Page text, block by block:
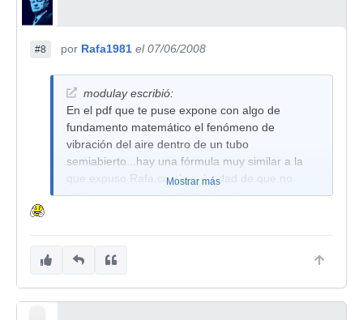
#8 por Rafa1981 el 07/06/2008
modulay escribió:
En el pdf que te puse expone con algo de
fundamento matemático el fenómeno de
vibración del aire dentro de un tubo
semiabierto...hay una fórmula muy similar a la
que expuso Rafa,con la salvedad de que no
entra en juego el diámetro del tubo.
basado en una única fundamental,sino que dicho
fundamental y armónicos de frecuencia múltiplo
a ésta (dando cada vez un valor distinto a n: n =
Mostrar más